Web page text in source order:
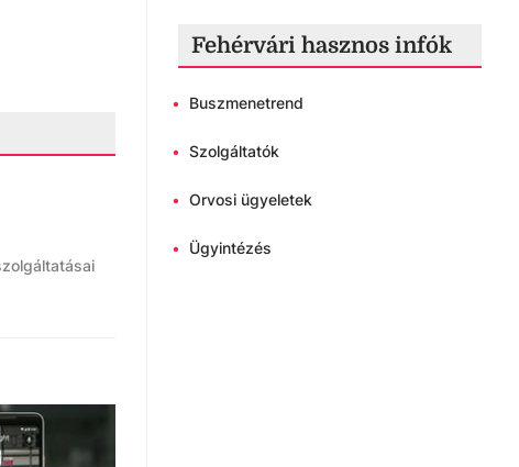
Fehérvári hasznos infók
• Buszmenetrend
• Szolgáltatók
• Orvosi ügyeletek
• Ügyintézés